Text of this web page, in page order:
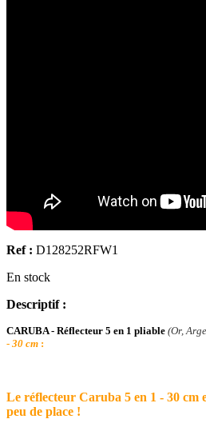
Ref : D128252RFW1
En stock
Descriptif :
CARUBA - Réflecteur 5 en 1 pliable (Or,
- 30 cm :
Le réflecteur Caruba 5 en 1 - 30
peu de place !